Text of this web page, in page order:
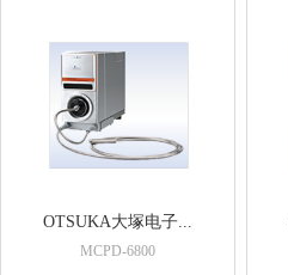
OTSUKA大塚电子...
MCPD-6800